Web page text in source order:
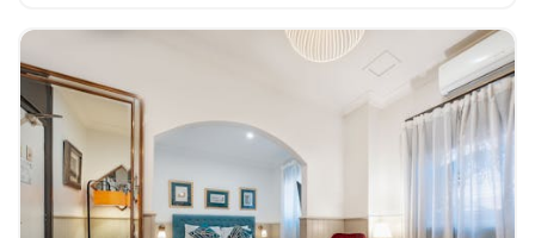
由热情的饲养员带领的导览游…